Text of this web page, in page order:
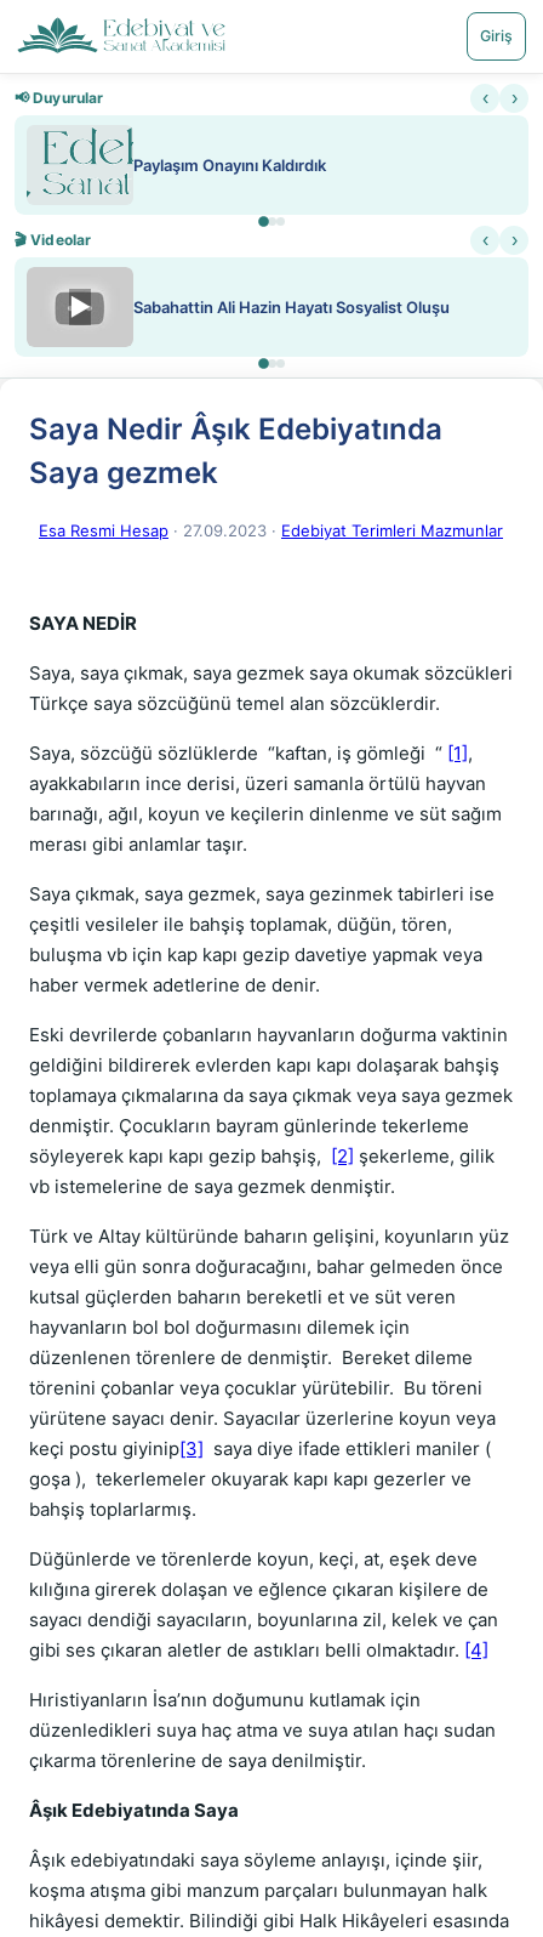
Giriş
📢 Duyurular ‹ ›
Kaldırdık
🎬 Videolar ‹ ›
Hayatı Sosyalist Oluşu ▶ ATEŞ YAKMAK
Saya Nedir Âşık Edebiyatında
Saya gezmek
Esa Resmi Hesap · 27.09.2023 · Edebiyat Terimleri Mazmunlar
SAYA NEDİR
Saya, saya çıkmak, saya gezmek saya okumak sözcükleri
Türkçe saya sözcüğünü temel alan sözcüklerdir.
Saya, sözcüğü sözlüklerde “kaftan, iş gömleği “ [1],
ayakkabıların ince derisi, üzeri samanla örtülü hayvan
barınağı, ağıl, koyun ve keçilerin dinlenme ve süt sağım
merası gibi anlamlar taşır.
Saya çıkmak, saya gezmek, saya gezinmek tabirleri ise
çeşitli vesileler ile bahşiş toplamak, düğün, tören,
buluşma vb için kap kapı gezip davetiye yapmak veya
haber vermek adetlerine de denir.
Eski devrilerde çobanların hayvanların doğurma vaktinin
geldiğini bildirerek evlerden kapı kapı dolaşarak bahşiş
toplamaya çıkmalarına da saya çıkmak veya saya gezmek
denmiştir. Çocukların bayram günlerinde tekerleme
söyleyerek kapı kapı gezip bahşiş, [2] şekerleme, gilik
vb istemelerine de saya gezmek denmiştir.
Türk ve Altay kültüründe baharın gelişini, koyunların yüz
veya elli gün sonra doğuracağını, bahar gelmeden önce
kutsal güçlerden baharın bereketli et ve süt veren
hayvanların bol bol doğurmasını dilemek için
düzenlenen törenlere de denmiştir. Bereket dileme
törenini çobanlar veya çocuklar yürütebilir. Bu töreni
yürütene sayacı denir. Sayacılar üzerlerine koyun veya
keçi postu giyinip[3] saya diye ifade ettikleri maniler (
goşa ), tekerlemeler okuyarak kapı kapı gezerler ve
bahşiş toplarlarmış.
Düğünlerde ve törenlerde koyun, keçi, at, eşek deve
kılığına girerek dolaşan ve eğlence çıkaran kişilere de
sayacı dendiği sayacıların, boyunlarına zil, kelek ve çan
gibi ses çıkaran aletler de astıkları belli olmaktadır. [4]
Hıristiyanların İsa’nın doğumunu kutlamak için
düzenledikleri suya haç atma ve suya atılan haçı sudan
çıkarma törenlerine de saya denilmiştir.
Âşık Edebiyatında Saya
Âşık edebiyatındaki saya söyleme anlayışı, içinde şiir,
koşma atışma gibi manzum parçaları bulunmayan halk
hikâyesi demektir. Bilindiği gibi Halk Hikâyeleri esasında